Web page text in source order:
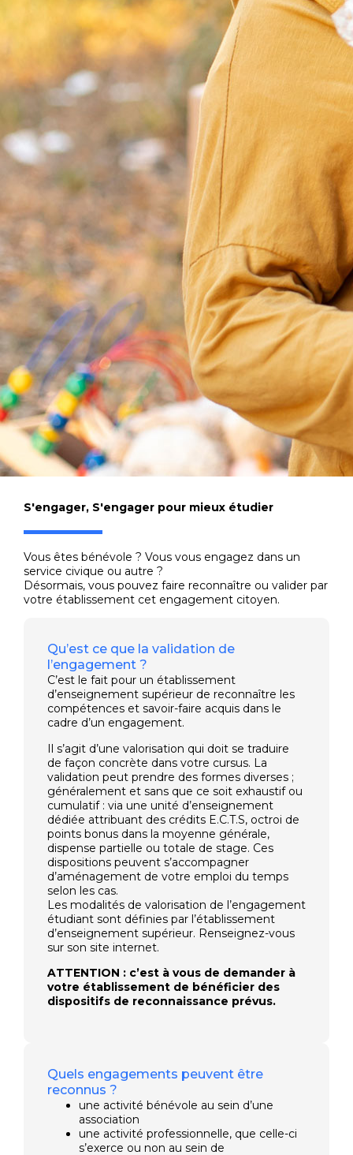
S'engager, S'engager pour mieux étudier
Vous êtes bénévole ? Vous vous engagez dans un
service civique ou autre ?
Désormais, vous pouvez faire reconnaître ou valider par
votre établissement cet engagement citoyen.
Qu’est ce que la validation de
l’engagement ?
C’est le fait pour un établissement
d’enseignement supérieur de reconnaître les
compétences et savoir-faire acquis dans le
cadre d’un engagement.
Il s’agit d’une valorisation qui doit se traduire
de façon concrète dans votre cursus. La
validation peut prendre des formes diverses ;
généralement et sans que ce soit exhaustif ou
cumulatif : via une unité d’enseignement
dédiée attribuant des crédits E.C.T.S, octroi de
points bonus dans la moyenne générale,
dispense partielle ou totale de stage. Ces
dispositions peuvent s’accompagner
d’aménagement de votre emploi du temps
selon les cas.
Les modalités de valorisation de l’engagement
étudiant sont définies par l’établissement
d’enseignement supérieur. Renseignez-vous
sur son site internet.
ATTENTION : c’est à vous de demander à
votre établissement de bénéficier des
dispositifs de reconnaissance prévus.
Quels engagements peuvent être
reconnus ?
une activité bénévole au sein d’une
association
une activité professionnelle, que celle-ci
s’exerce ou non au sein de